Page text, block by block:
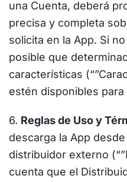
una Cuenta, deberá
precisa y completa
solicita en la App. Si
posible que
características
estén disponibles para
6. Reglas de Uso y
descarga la App
distribuidor externo
cuenta que el